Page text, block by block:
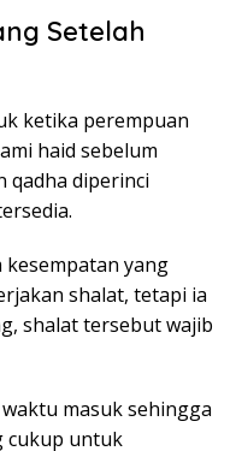
Setelah
ketika perempuan
haid sebelum
qadha diperinci
kesempatan yang
shalat, tetapi ia
shalat tersebut wajib
masuk sehingga
cukup untuk